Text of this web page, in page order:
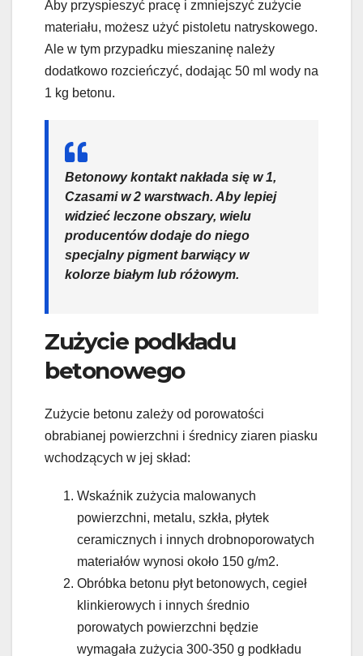
Aby przyspieszyć pracę i zmniejszyć zużycie
materiału, możesz użyć pistoletu natryskowego.
Ale w tym przypadku mieszaninę należy
dodatkowo rozcieńczyć, dodając 50 ml wody na
1 kg betonu.
Betonowy kontakt nakłada się w 1,
Czasami w 2 warstwach. Aby lepiej
widzieć leczone obszary, wielu
producentów dodaje do niego
specjalny pigment barwiący w
kolorze białym lub różowym.
Zużycie podkładu
betonowego
Zużycie betonu zależy od porowatości
obrabianej powierzchni i średnicy ziaren piasku
wchodzących w jej skład:
Wskaźnik zużycia malowanych
powierzchni, metalu, szkła, płytek
ceramicznych i innych drobnoporowatych
materiałów wynosi około 150 g/m2.
Obróbka betonu płyt betonowych, cegieł
klinkierowych i innych średnio
porowatych powierzchni będzie
wymagała zużycia 300-350 g podkładu